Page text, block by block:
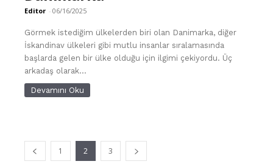
Editor - 06/16/2025
Görmek istediğim ülkelerden biri olan Danimarka, diğer
İskandinav ülkeleri gibi mutlu insanlar sıralamasında
başlarda gelen bir ülke olduğu için ilgimi çekiyordu. Üç
arkadaş olarak...
Devamını Oku
1 2 3